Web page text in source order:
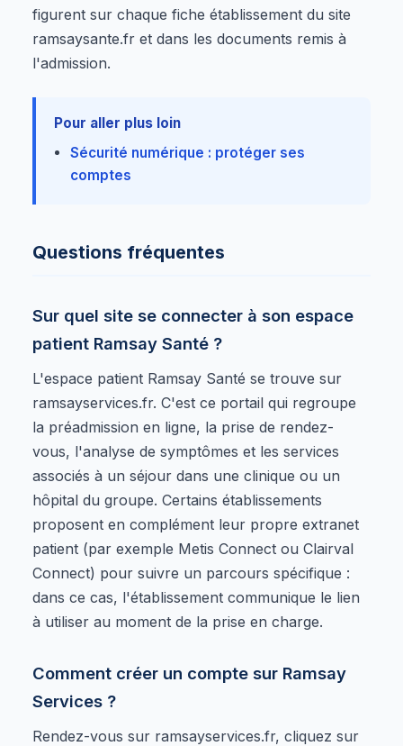
figurent sur chaque fiche établissement du site
ramsaysante.fr et dans les documents remis à
l'admission.
Pour aller plus loin
Sécurité numérique : protéger ses
comptes
Questions fréquentes
Sur quel site se connecter à son espace
patient Ramsay Santé ?
L'espace patient Ramsay Santé se trouve sur
ramsayservices.fr. C'est ce portail qui regroupe
la préadmission en ligne, la prise de rendez-
vous, l'analyse de symptômes et les services
associés à un séjour dans une clinique ou un
hôpital du groupe. Certains établissements
proposent en complément leur propre extranet
patient (par exemple Metis Connect ou Clairval
Connect) pour suivre un parcours spécifique :
dans ce cas, l'établissement communique le lien
à utiliser au moment de la prise en charge.
Comment créer un compte sur Ramsay
Services ?
Rendez-vous sur ramsayservices.fr, cliquez sur